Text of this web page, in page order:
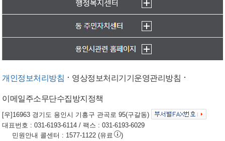
개인정보처리방침 영상정보처리기기운영관리방침
이메일주소무단수집방지정책
[우]16963 경기도 용인시 기흥구 관곡로 95(구갈동)
대표번호 : 031-6193-6114 / 팩스 : 031-6193-6029
민원안내 콜센터 : 1577-1122 (유료
)